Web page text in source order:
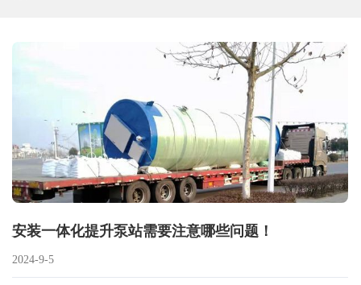
安装一体化提升泵站需要注意哪些问题！
2024-9-5